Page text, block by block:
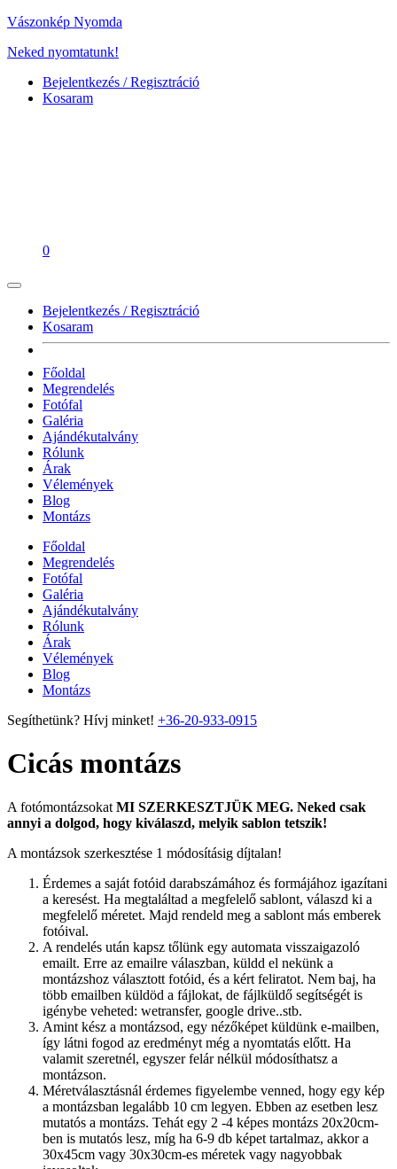
Vászonkép Nyomda
Neked nyomtatunk!
Bejelentkezés / Regisztráció
Kosaram
0
Bejelentkezés / Regisztráció
Kosaram
Főoldal
Megrendelés
Fotófal
Galéria
Ajándékutalvány
Rólunk
Árak
Vélemények
Blog
Montázs
Főoldal
Megrendelés
Fotófal
Galéria
Ajándékutalvány
Rólunk
Árak
Vélemények
Blog
Montázs
Segíthetünk? Hívj minket! +36-20-933-0915
Cicás montázs
A fotómontázsokat MI SZERKESZTJÜK MEG. Neked csak
annyi a dolgod, hogy kiválaszd, melyik sablon tetszik!
A montázsok szerkesztése 1 módosításig díjtalan!
Érdemes a saját fotóid darabszámához és formájához igazítani
a keresést. Ha megtaláltad a megfelelő sablont, válaszd ki a
megfelelő méretet. Majd rendeld meg a sablont más emberek
fotóival.
A rendelés után kapsz tőlünk egy automata visszaigazoló
emailt. Erre az emailre válaszban, küldd el nekünk a
montázshoz választott fotóid, és a kért feliratot. Nem baj, ha
több emailben küldöd a fájlokat, de fájlküldő segítségét is
igénybe veheted: wetransfer, google drive..stb.
Amint kész a montázsod, egy nézőképet küldünk e-mailben,
így látni fogod az eredményt még a nyomtatás előtt. Ha
valamit szeretnél, egyszer felár nélkül módosíthatsz a
montázson.
Méretválasztásnál érdemes figyelembe venned, hogy egy kép
a montázsban legalább 10 cm legyen. Ebben az esetben lesz
mutatós a montázs. Tehát egy 2 -4 képes montázs 20x20cm-
ben is mutatós lesz, míg ha 6-9 db képet tartalmaz, akkor a
30x45cm vagy 30x30cm-es méretek vagy nagyobbak